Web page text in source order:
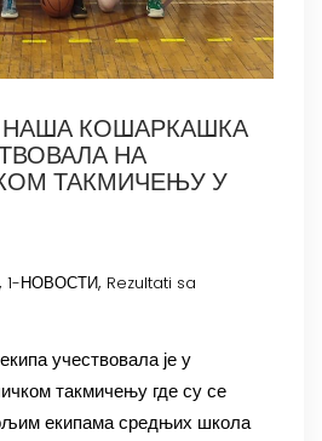
НАША КОШАРКАШКА
НА
ТАКМИЧЕЊУ У
, 1-НОВОСТИ, Rezultati sa
учествовала је у
такмичењу где су се
екипама средњих школа